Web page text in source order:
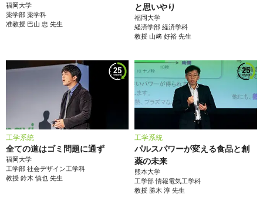
福岡大学
薬学部 薬学科
准教授 巴山 忠 先生
と思いやり
福岡大学
経済学部 経済学科
教授 山﨑 好裕 先生
工学系統
全ての道はゴミ問題に通ず
福岡大学
工学部 社会デザイン工学科
教授 鈴木 慎也先生
工学系統
パルスパワーが変える食品と創
薬の未来
熊本大学
工学部 情報電気工学科
教授 勝木 淳 先生